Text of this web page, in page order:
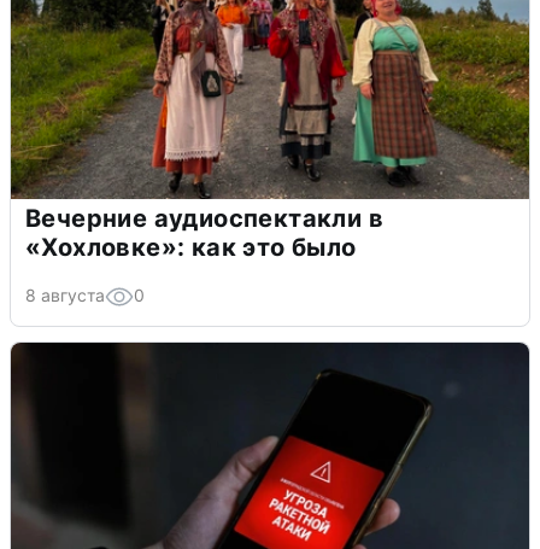
Вечерние аудиоспектакли в
«Хохловке»: как это было
8 августа 0